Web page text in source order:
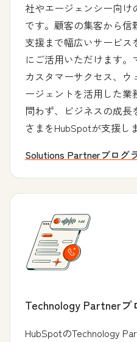
社やエージェンシー向け
です。顧客の集客から信
支援まで幅広いサービス
にご活用いただけます。
カスタマーサクセス、ウ
ージェントを活用した業
問わず、ビジネスの成
さまをHubSpotが支援し
Solutions Partnerプログ
Technology Partnerプ
HubSpotのTechnology